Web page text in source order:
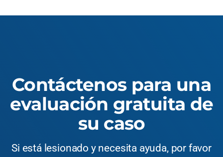
Contáctenos para una
evaluación gratuita de
su caso
Si está lesionado y necesita ayuda, por favor